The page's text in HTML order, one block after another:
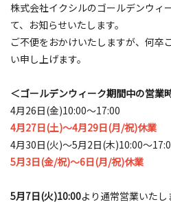
株式会社イクシルのゴールデンウィ
て、お知らせいたします。
ご不便をおかけいたしますが、何卒
い申し上げます。
＜ゴールデンウィーク期間中の営業
4月26日(金)10:00～17:00
4月27日(土)～4月29日(月/祝)休業
4月30日(火)～5月2日(木)10:00～
5月3日(金/祝)～6日(月/祝)休業
5月7日(火)10:00より通常営業いたし